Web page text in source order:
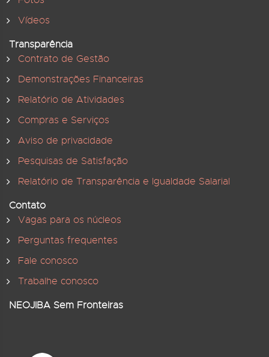
Vídeos
Transparência
Contrato de Gestão
Demonstrações Financeiras
Relatório de Atividades
Compras e Serviços
Aviso de privacidade
Pesquisas de Satisfação
Relatório de Transparência e Igualdade Salarial
Contato
Vagas para os núcleos
Perguntas frequentes
Fale conosco
Trabalhe conosco
NEOJIBA Sem Fronteiras